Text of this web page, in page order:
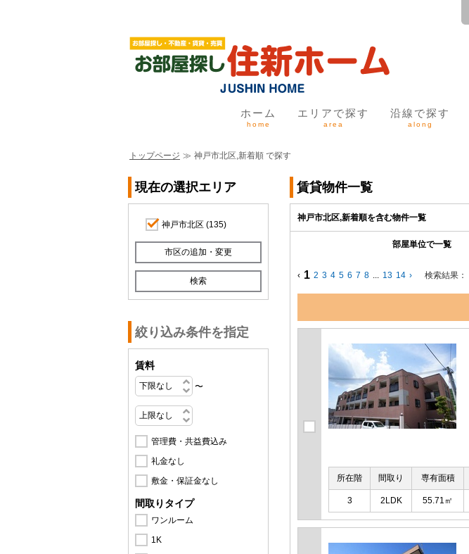
ホーム
home
エリアで探す
area
沿線で探す
along
トップページ ≫ 神戸市北区,新着順 で探す
賃貸物件一覧
神戸市北区,新着順を含む物件一覧
部屋単位で一覧
検索結果：
‹ 1 2 3 4 5 6 7 8 ... 13 14 ›
所在階 間取り 専有面積
3 2LDK 55.71㎡
現在の選択エリア
神戸市北区 (135)
絞り込み条件を指定
賃料
〜
管理費・共益費込み
礼金なし
敷金・保証金なし
間取りタイプ
ワンルーム
1K